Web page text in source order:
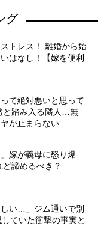
グ
トレス！ 離婚から始
はなし！【嫁を便利
て絶対悪いと思って
と踏み入る隣人…無
が止まらない
嫁が義母に怒り爆
諦めるべき？
しい…」ジム通いで別
ていた衝撃の事実と